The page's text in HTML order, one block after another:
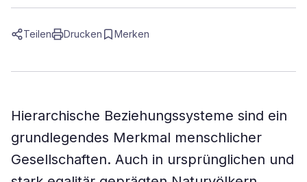
Teilen Drucken Merken
Hierarchische Beziehungssysteme sind ein
grundlegendes Merkmal menschlicher
Gesellschaften. Auch in ursprünglichen und